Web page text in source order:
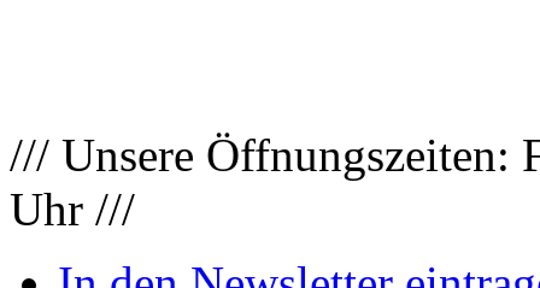
/// Unsere Öffnungszeiten:
Uhr ///